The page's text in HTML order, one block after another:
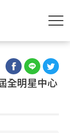
全明星中心